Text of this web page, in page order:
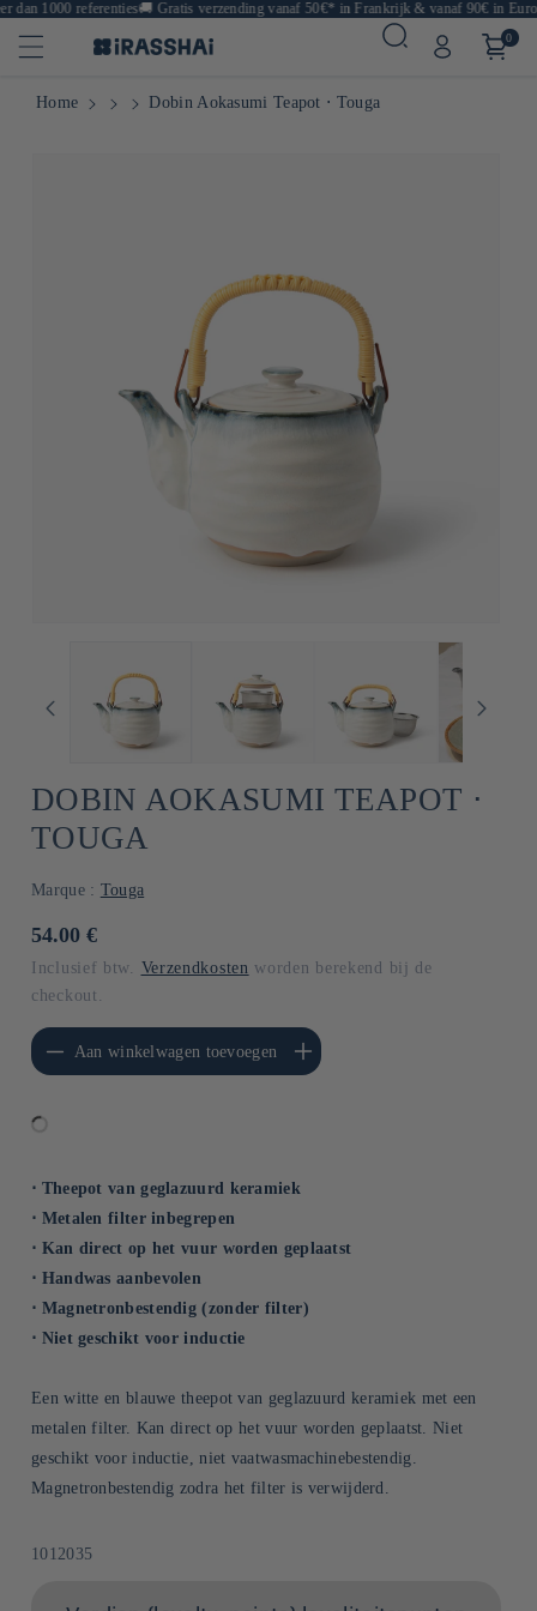
1000 referenties🚚Gratis verzending vanaf 50€* in Frankrijk & vanaf 90€ in
0
Home Dobin Aokasumi Teapot ⋅ Touga
DOBIN AOKASUMI TEAPOT ⋅
TOUGA
Marque : Touga
Normale
54.00 €
Inclusief btw. Verzendkosten worden berekend bij de
checkout.
voor Default
Title
Aan winkelwagen toevoegen
Aantal verhogen voor Default
Title
⋅ Theepot van geglazuurd keramiek
⋅ Metalen filter inbegrepen
⋅ Kan direct op het vuur worden geplaatst
⋅ Handwas aanbevolen
⋅ Magnetronbestendig (zonder filter)
⋅ Niet geschikt voor inductie
Een witte en blauwe theepot van geglazuurd keramiek met een
metalen filter. Kan direct op het vuur worden geplaatst. Niet
geschikt voor inductie, niet vaatwasmachinebestendig.
Magnetronbestendig zodra het filter is verwijderd.
SKU:
1012035